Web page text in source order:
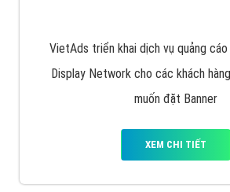
VietAds triển khai dịch vụ quảng cáo
Display Network cho các khách
muốn đặt Banner
XEM CHI TIẾT